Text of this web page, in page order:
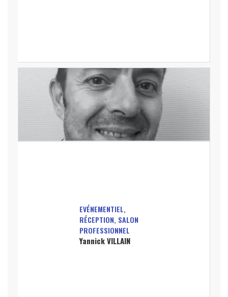
EVÉNEMENTIEL,
RÉCEPTION, SALON
PROFESSIONNEL
Yannick VILLAIN